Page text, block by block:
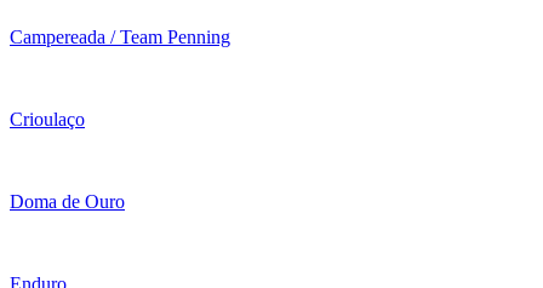
Campereada / Team Penning
Crioulaço
Doma de Ouro
Enduro